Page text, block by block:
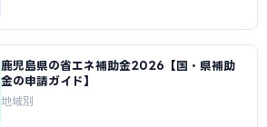
鹿児島県の省エネ補助金2026【国・県補助
金の申請ガイド】
地域別